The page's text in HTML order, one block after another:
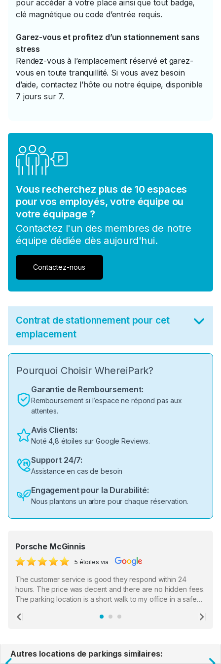
pour accéder à votre place ainsi que tout badge,
clé magnétique ou code d’entrée requis.
Garez-vous et profitez d’un stationnement sans
stress
Rendez-vous à l’emplacement réservé et garez-
vous en toute tranquillité. Si vous avez besoin
d’aide, contactez l’hôte ou notre équipe, disponible
7 jours sur 7.
Vous recherchez plus de 10 espaces
pour vos employés, votre équipe ou
votre équipage ?
Contactez l'un des membres de notre
équipe dédiée dès aujourd'hui.
Contactez-nous
Contrat de stationnement pour cet
emplacement
Pourquoi Choisir WhereiPark?
Garantie de Remboursement:
Remboursement si l’espace ne répond pas aux
attentes.
Avis Clients:
Noté 4,8 étoiles sur Google Reviews.
Support 24/7:
Assistance en cas de besoin
Engagement pour la Durabilité:
Nous plantons un arbre pour chaque réservation.
Porsche McGinnis
5 étoiles via
The customer service is good they respond within 24
hours. The price was decent and there are no hidden fees.
The parking location is a short walk to my office in a safe
the staff who serve as a third party in distributing the
Previous
Autres locations de parkings similaires: